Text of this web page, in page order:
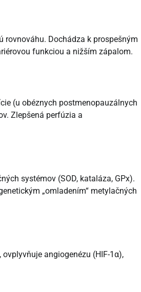
rovnováhu. Dochádza k prospešným
funkciou a nižším zápalom.
(u obéznych postmenopauzálnych
Zlepšená perfúzia a
systémov (SOD, kataláza, GPx).
„omladením“ metylačných
angiogenézu (HIF-1α),